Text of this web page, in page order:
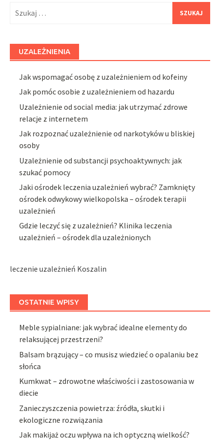
UZALEŻNIENIA
Jak wspomagać osobę z uzależnieniem od kofeiny
Jak pomóc osobie z uzależnieniem od hazardu
Uzależnienie od social media: jak utrzymać zdrowe
relacje z internetem
Jak rozpoznać uzależnienie od narkotyków u bliskiej
osoby
Uzależnienie od substancji psychoaktywnych: jak
szukać pomocy
Jaki ośrodek leczenia uzależnień wybrać? Zamknięty
ośrodek odwykowy wielkopolska – ośrodek terapii
uzależnień
Gdzie leczyć się z uzależnień? Klinika leczenia
uzależnień – ośrodek dla uzależnionych
leczenie uzależnień Koszalin
OSTATNIE WPISY
Meble sypialniane: jak wybrać idealne elementy do
relaksującej przestrzeni?
Balsam brązujący – co musisz wiedzieć o opalaniu bez
słońca
Kumkwat – zdrowotne właściwości i zastosowania w
diecie
Zanieczyszczenia powietrza: źródła, skutki i
ekologiczne rozwiązania
Jak makijaż oczu wpływa na ich optyczną wielkość?